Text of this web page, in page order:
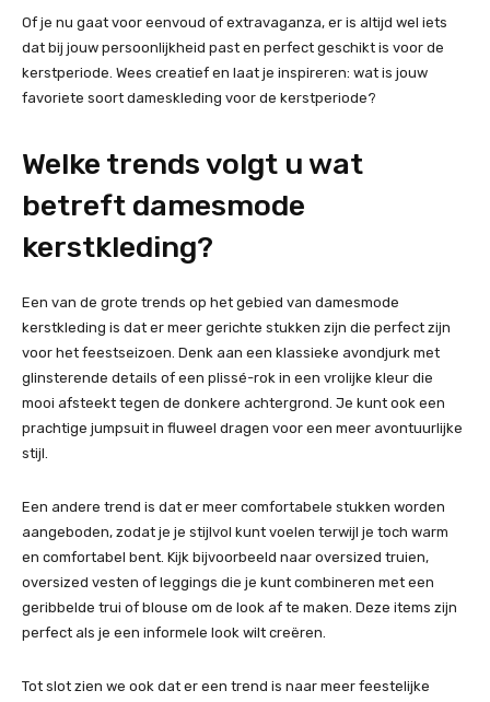
Of je nu gaat voor eenvoud of extravaganza, er is altijd wel iets
dat bij jouw persoonlijkheid past en perfect geschikt is voor de
kerstperiode. Wees creatief en laat je inspireren: wat is jouw
favoriete soort dameskleding voor de kerstperiode?
Welke trends volgt u wat
betreft damesmode
kerstkleding?
Een van de grote trends op het gebied van damesmode
kerstkleding is dat er meer gerichte stukken zijn die perfect zijn
voor het feestseizoen. Denk aan een klassieke avondjurk met
glinsterende details of een plissé-rok in een vrolijke kleur die
mooi afsteekt tegen de donkere achtergrond. Je kunt ook een
prachtige jumpsuit in fluweel dragen voor een meer avontuurlijke
stijl.
Een andere trend is dat er meer comfortabele stukken worden
aangeboden, zodat je je stijlvol kunt voelen terwijl je toch warm
en comfortabel bent. Kijk bijvoorbeeld naar oversized truien,
oversized vesten of leggings die je kunt combineren met een
geribbelde trui of blouse om de look af te maken. Deze items zijn
perfect als je een informele look wilt creëren.
Tot slot zien we ook dat er een trend is naar meer feestelijke